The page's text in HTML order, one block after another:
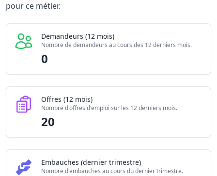
Offres publiées (12 mois)
Indice de tension globale
pour ce métier.
Demandeurs (12 mois)
Nombre de demandeurs au cours des 12 derniers mois.
0
Offres (12 mois)
Nombre d'offres d'emploi sur les 12 derniers mois.
20
Embauches (dernier trimestre)
Nombre d'embauches au cours du dernier trimestre.